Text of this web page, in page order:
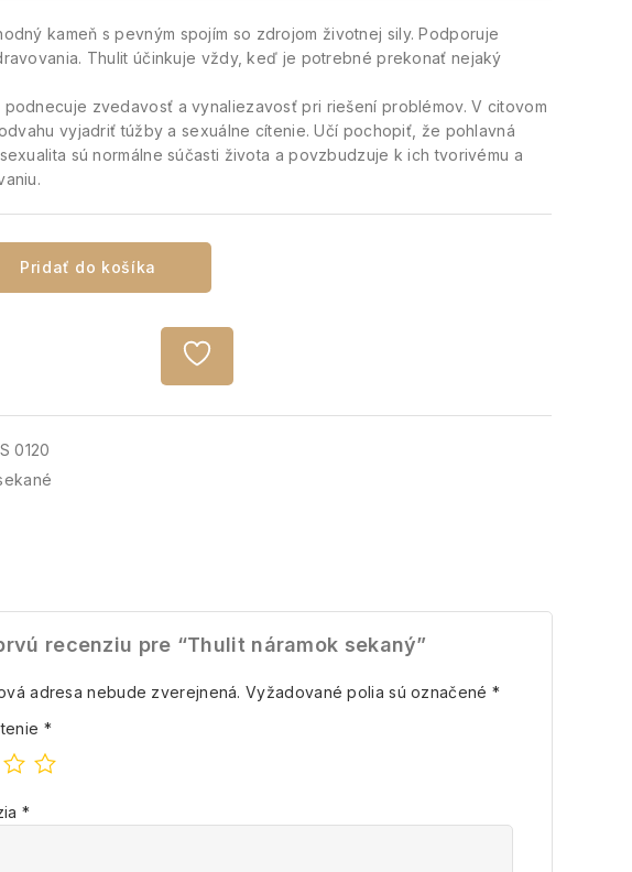
kameň s pevným spojím so zdrojom životnej sily. Podporuje
Thulit účinkuje vždy, keď je potrebné prekonať nejaký
podnecuje zvedavosť a vynaliezavosť pri riešení problémov. V citovom
vyjadriť túžby a sexuálne cítenie. Učí pochopiť, že pohlavná
sú normálne súčasti života a povzbudzuje k ich tvorivému a
Pridať do košíka
0120
recenziu pre “Thulit náramok sekaný”
adresa nebude zverejnená. Vyžadované polia sú označené *
*
*